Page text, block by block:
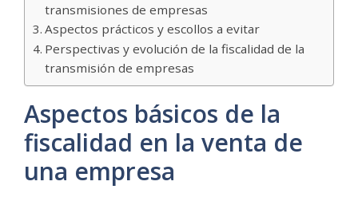
transmisiones de empresas
Aspectos prácticos y escollos a evitar
Perspectivas y evolución de la fiscalidad de la
transmisión de empresas
Aspectos básicos de la
fiscalidad en la venta de
una empresa